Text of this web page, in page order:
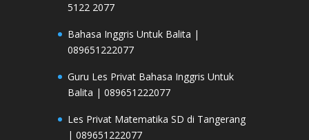
5122 2077
Bahasa Inggris Untuk Balita |
089651222077
Guru Les Privat Bahasa Inggris Untuk
Balita | 089651222077
Les Privat Matematika SD di Tangerang
| 089651222077